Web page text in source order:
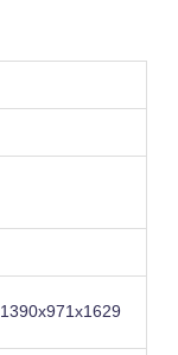
1390x971x1629